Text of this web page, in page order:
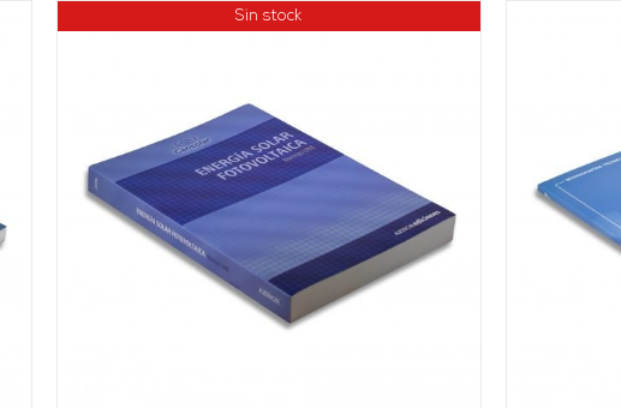
Sin stock
AÑADIR AL CARRITO DETALLES